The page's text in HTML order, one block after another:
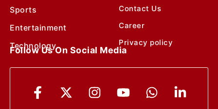
Sports
Entertainment
Technology
Contact Us
Career
Privacy policy
Follow Us On Social Media